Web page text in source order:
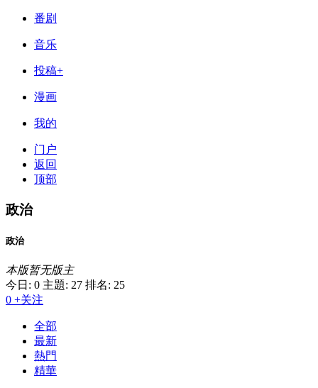
番剧
音乐
投稿+
漫画
我的
门户
返回
顶部
政治
政治
本版暂无版主
今日: 0 主題: 27 排名: 25
0 +关注
全部
最新
熱門
精華